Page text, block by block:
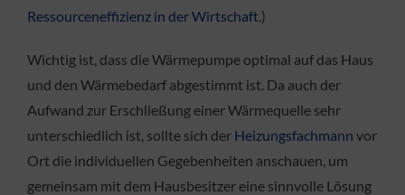
Ressourceneffizienz in der Wirtschaft.)
Wichtig ist, dass die Wärmepumpe optimal auf das Haus
und den Wärmebedarf abgestimmt ist. Da auch der
Aufwand zur Erschließung einer Wärmequelle sehr
unterschiedlich ist, sollte sich der Heizungsfachmann vor
Ort die individuellen Gegebenheiten anschauen, um
gemeinsam mit dem Hausbesitzer eine sinnvolle Lösung